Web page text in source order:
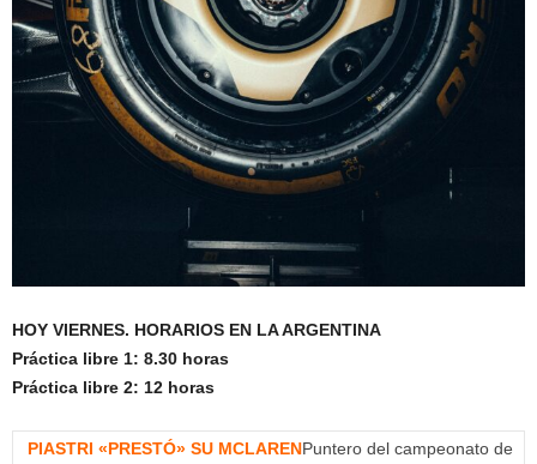
HOY VIERNES. HORARIOS EN LA ARGENTINA
Práctica libre 1: 8.30 horas
Práctica libre 2: 12 horas
PIASTRI «PRESTÓ» SU MCLARENPuntero del campeonato de